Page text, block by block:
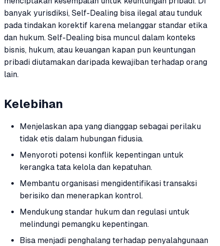
banyak yurisdiksi, Self-Dealing bisa ilegal atau tunduk
pada tindakan korektif karena melanggar standar etika
dan hukum. Self-Dealing bisa muncul dalam konteks
bisnis, hukum, atau keuangan kapan pun keuntungan
pribadi diutamakan daripada kewajiban terhadap orang
lain.
Kelebihan
Menjelaskan apa yang dianggap sebagai perilaku
tidak etis dalam hubungan fidusia.
Menyoroti potensi konflik kepentingan untuk
kerangka tata kelola dan kepatuhan.
Membantu organisasi mengidentifikasi transaksi
berisiko dan menerapkan kontrol.
Mendukung standar hukum dan regulasi untuk
melindungi pemangku kepentingan.
Bisa menjadi penghalang terhadap penyalahgunaan